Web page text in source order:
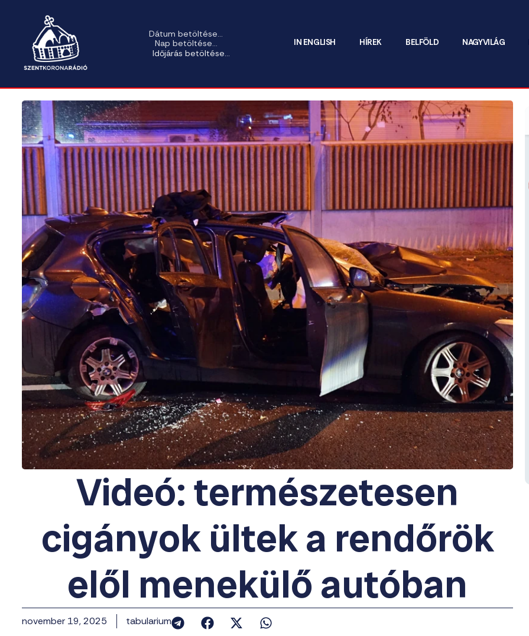
Dátum betöltése...
Nap betöltése...
Időjárás betöltése...
IN ENGLISH HÍREK BELFÖLD NAGYVILÁG
Videó: természetesen
cigányok ültek a rendőrök
elől menekülő autóban
november 19, 2025 tabularium